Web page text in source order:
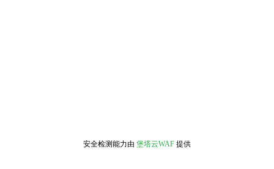
安全检测能力由 堡塔云WAF 提供